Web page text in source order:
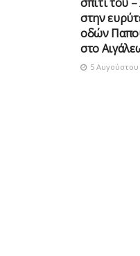
στην
οδών
στο
5 Αυγούστου